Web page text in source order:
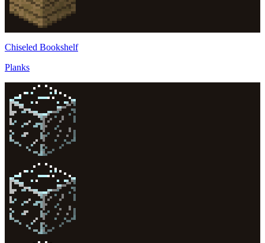
Chiseled Bookshelf
Planks